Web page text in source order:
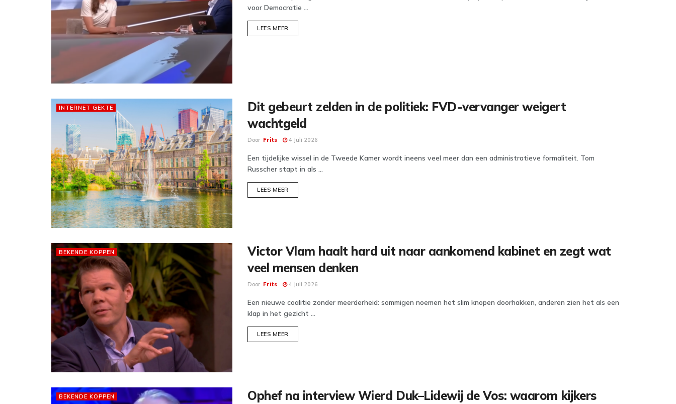
voor Democratie ...
LEES MEER
INTERNET GEKTE
Dit gebeurt zelden in de politiek: FVD-vervanger weigert
wachtgeld
Door Frits 4 Juli 2026
Een tijdelijke wissel in de Tweede Kamer wordt ineens veel meer dan een administratieve formaliteit. Tom
Russcher stapt in als ...
LEES MEER
BEKENDE KOPPEN
Victor Vlam haalt hard uit naar aankomend kabinet en zegt wat
veel mensen denken
Door Frits 4 Juli 2026
Een nieuwe coalitie zonder meerderheid: sommigen noemen het slim knopen doorhakken, anderen zien het als een
klap in het gezicht ...
LEES MEER
BEKENDE KOPPEN
Ophef na interview Wierd Duk–Lidewij de Vos: waarom kijkers